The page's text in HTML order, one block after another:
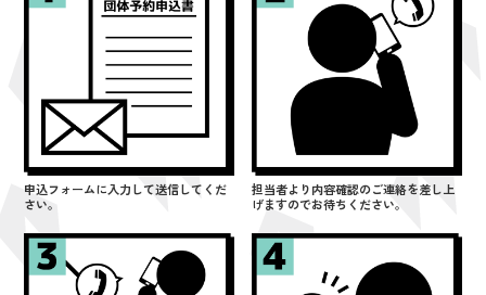
申込フォームに入力して送信してくだ
さい。
担当者より内容確認のご連絡を差し上
げますのでお待ちください。